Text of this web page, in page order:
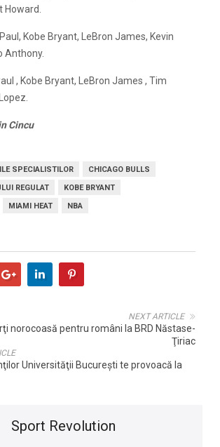
Howard.
Kobe Bryant, LeBron James, Kevin
Anthony.
, Kobe Bryant, LeBron James , Tim
Cincu
SPECIALISTILOR
CHICAGO BULLS
REGULAT
KOBE BRYANT
MIAMI HEAT NBA
NEXT ARTICLE
norocoasă pentru români la BRD Năstase-
Ţiriac
Universităţii Bucureşti te provoacă la
Sport Revolution